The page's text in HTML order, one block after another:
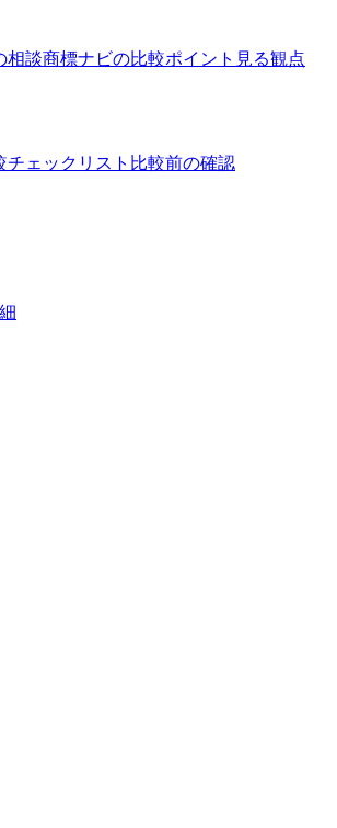
相談商標ナビの比較ポイント 見る観点
ェックリスト 比較前の確認